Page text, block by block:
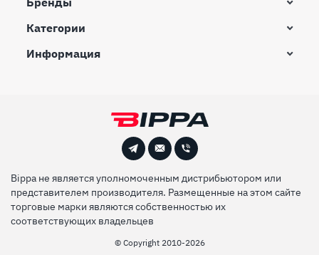
Категории
Информация
© Сopyright 2010-2026
Bippa не является уполномоченным дистрибьютором или
представителем производителя. Размещенные на этом сайте
торговые марки являются собственностью их
соответствующих владельцев